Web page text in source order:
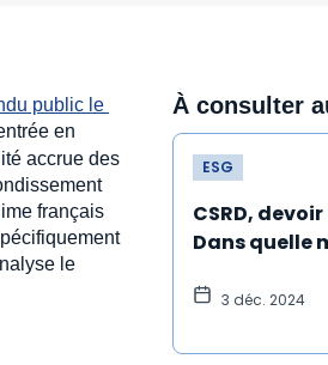
public le
en
accrue des
français
le
À consulter
ESG
CSRD,
Dans quelle
piliers
peuvent-ils
3 déc. 2024